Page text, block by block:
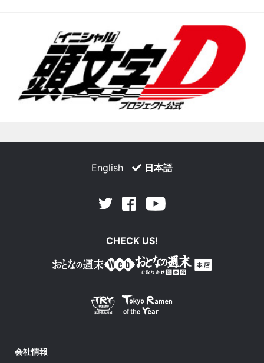
English 日本語
Twitter Facebook
CHECK US!
会社情報